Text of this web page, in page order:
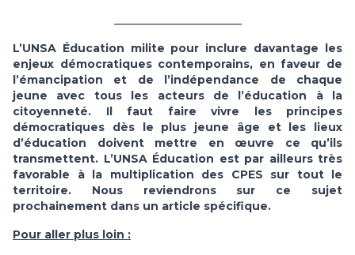
L’UNSA Éducation milite pour inclure davantage les
enjeux démocratiques contemporains, en faveur de
l’émancipation et de l’indépendance de chaque
jeune avec tous les acteurs de l’éducation à la
citoyenneté. Il faut faire vivre les principes
démocratiques dès le plus jeune âge et les lieux
d’éducation doivent mettre en œuvre ce qu’ils
transmettent. L’UNSA Éducation est par ailleurs très
favorable à la multiplication des CPES sur tout le
territoire. Nous reviendrons sur ce sujet
prochainement dans un article spécifique.
Pour aller plus loin :